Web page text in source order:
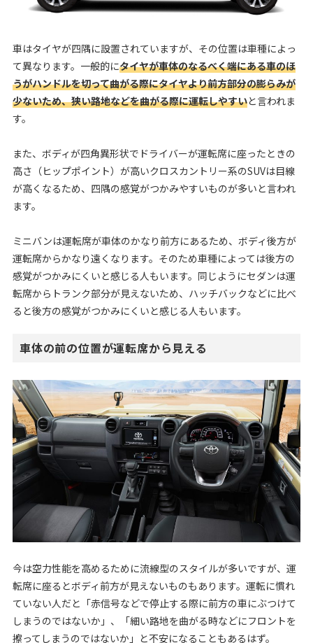
車はタイヤが四隅に設置されていますが、その位置は車種によっ
て異なります。一般的にタイヤが車体のなるべく端にある車のほ
うがハンドルを切って曲がる際にタイヤより前方部分の膨らみが
少ないため、狭い路地などを曲がる際に運転しやすいと言われま
す。
また、ボディが四角異形状でドライバーが運転席に座ったときの
高さ（ヒップポイント）が高いクロスカントリー系のSUVは目線
が高くなるため、四隅の感覚がつかみやすいものが多いと言われ
ます。
ミニバンは運転席が車体のかなり前方にあるため、ボディ後方が
運転席からかなり遠くなります。そのため車種によっては後方の
感覚がつかみにくいと感じる人もいます。同じようにセダンは運
転席からトランク部分が見えないため、ハッチバックなどに比べ
ると後方の感覚がつかみにくいと感じる人もいます。
車体の前の位置が運転席から見える
今は空力性能を高めるために流線型のスタイルが多いですが、運
転席に座るとボディ前方が見えないものもあります。運転に慣れ
ていない人だと「赤信号などで停止する際に前方の車にぶつけて
しまうのではないか」、「細い路地を曲がる時などにフロントを
擦ってしまうのではないか」と不安になることもあるはず。